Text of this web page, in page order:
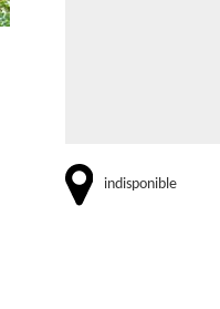
indisponible